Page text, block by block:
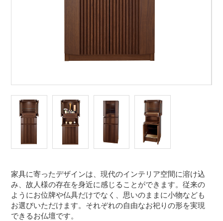
家具に寄ったデザインは、現代のインテリア空間に溶け込
み、故人様の存在を身近に感じることができます。従来の
ようにお位牌や仏具だけでなく、思いのままに小物なども
お選びいただけます。それぞれの自由なお祀りの形を実現
できるお仏壇です。